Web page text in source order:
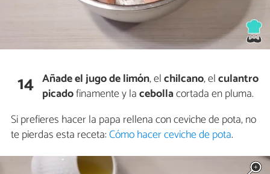
14 Añade eljugo de limón, elchilcano, elculantro
picadofinamente y lacebollacortada en pluma.
Si prefieres hacer la papa rellena con ceviche de pota, no
te pierdas esta receta:Cómo hacer ceviche de pota.